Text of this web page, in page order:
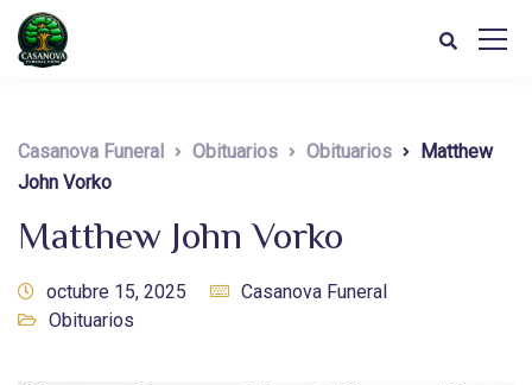
Casanova Funeral Obituarios Obituarios
Matthew
John Vorko
Matthew John Vorko
octubre 15, 2025
Casanova Funeral
Obituarios